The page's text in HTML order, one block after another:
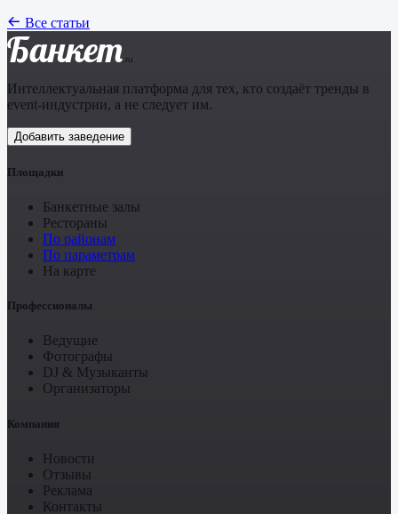
Все статьи
Банкет .ru
Интеллектуальная платформа для тех, кто создаёт тренды в
event-индустрии, а не следует им.
Добавить заведение
Площадки
Банкетные залы
Рестораны
По районам
По параметрам
На карте
Профессионалы
Ведущие
Фотографы
DJ & Музыканты
Организаторы
Компания
Новости
Отзывы
Реклама
Контакты